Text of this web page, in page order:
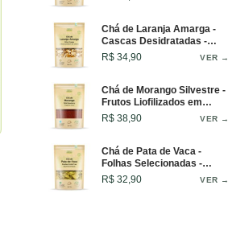
Chá de Laranja Amarga -
Cascas Desidratadas -
100g
R$ 34,90 VER →
Chá de Morango Silvestre -
Frutos Liofilizados em
Grânulos - 50g
R$ 38,90 VER →
Chá de Pata de Vaca -
Folhas Selecionadas -
Infusão Marcante - 50g
R$ 32,90 VER →